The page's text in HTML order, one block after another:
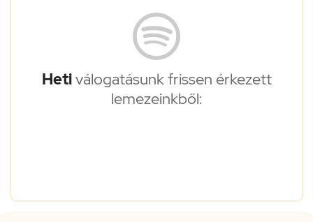
Hetiválogatásunk frissen érkezett
lemezeinkből: